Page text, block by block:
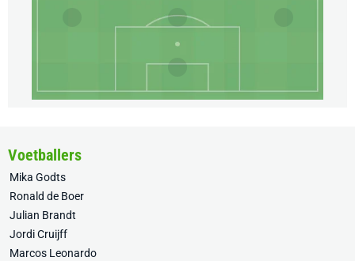
Voetballers
Mika Godts
Ronald de Boer
Julian Brandt
Jordi Cruijff
Marcos Leonardo